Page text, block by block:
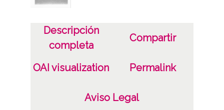
Notas
Positivo copia: GON-PC-0166 ; Copia
digital: GON-CD-01-0166
Descripción
completa
Compartir
OAI visualization Permalink
Aviso Legal